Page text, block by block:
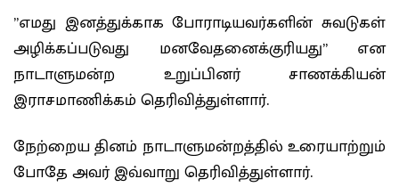
”எமது இனத்துக்காக போராடியவர்களின் சுவடுகள்
அழிக்கப்படுவது மனவேதனைக்குரியது” என
நாடாளுமன்ற உறுப்பினர் சாணக்கியன்
இராசமாணிக்கம் தெரிவித்துள்ளார்.
நேற்றைய தினம் நாடாளுமன்றத்தில் உரையாற்றும்
போதே அவர் இவ்வாறு தெரிவித்துள்ளார்.